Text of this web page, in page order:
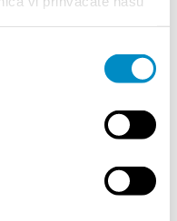
Pendrup i Philip
Type Foundry,
biti. Zajedno,
Typea u Split
kuća